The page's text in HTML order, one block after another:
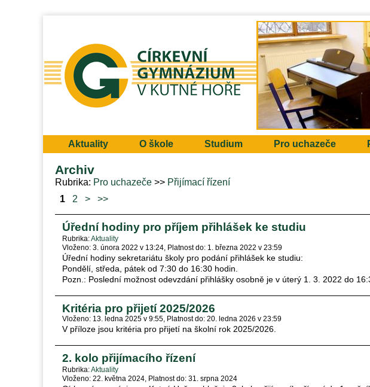
Aktuality O škole Studium Pro uchazeče
Archiv
Rubrika Pro uchazeče
Přijímací řízení
1
2 > >>
Úřední hodiny pro příjem přihlášek ke studiu
Rubrika Aktuality
Vloženo: 3. února 2022 v 13:24
Platnost do: 1. března 2022 v 23:59
Úřední hodiny sekretariátu školy pro podání přihlášek ke studiu:
Pondělí, středa, pátek od 7:30 do 16:30 hodin.
Pozn.: Poslední možnost odevzdání přihlášky osobně je v úterý 1. 3. 2022 do
Kritéria pro přijetí 2025/2026
Vloženo: 13. ledna 2025 v 9:55 Platnost do: 20. ledna 2026 v 23:59
V příloze jsou kritéria pro přijetí na školní rok 2025/2026.
2. kolo přijímacího řízení
Rubrika Aktuality
Vloženo: 22. května 2024
Platnost do: 31. srpna 2024